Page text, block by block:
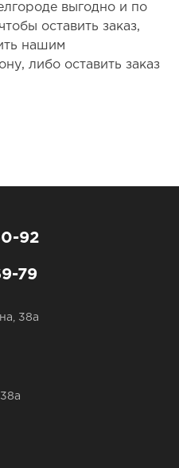
выгодно и по
оставить заказ,
нашим
либо оставить заказ
92
79
38а